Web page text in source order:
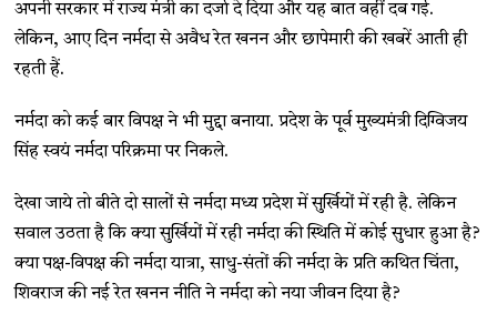
अपनी सरकार में राज्य मंत्री का दर्जा दे दिया और यह बात वहीं दब गई.
लेकिन, आए दिन नर्मदा से अवैध रेत खनन और छापेमारी की खबरें आती ही
रहती हैं.
नर्मदा को कई बार विपक्ष ने भी मुद्दा बनाया. प्रदेश के पूर्व मुख्यमंत्री दिग्विजय
सिंह स्वयं नर्मदा परिक्रमा पर निकले.
देखा जाये तो बीते दो सालों से नर्मदा मध्य प्रदेश में सुर्खियों में रही है. लेकिन
सवाल उठता है कि क्या सुर्खियों में रही नर्मदा की स्थिति में कोई सुधार हुआ है?
क्या पक्ष-विपक्ष की नर्मदा यात्रा, साधु-संतों की नर्मदा के प्रति कथित चिंता,
शिवराज की नई रेत खनन नीति ने नर्मदा को नया जीवन दिया है?